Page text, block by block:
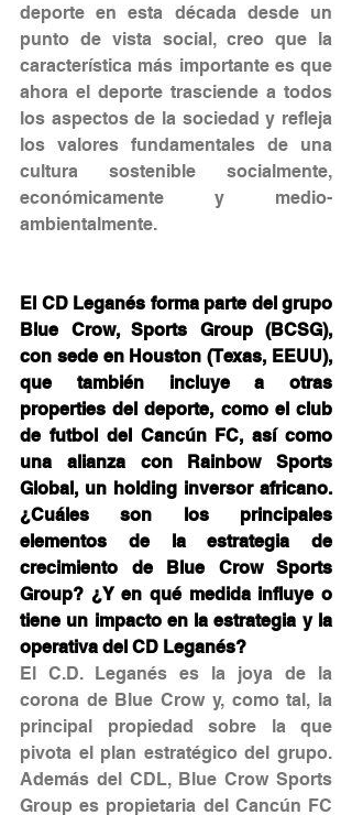
deporte en esta década desde un
punto de vista social, creo que la
característica más importante es que
ahora el deporte trasciende a todos
los aspectos de la sociedad y refleja
los valores fundamentales de una
cultura sostenible socialmente,
económicamente y medio-
ambientalmente.
El CD Leganés forma parte del grupo
Blue Crow, Sports Group (BCSG),
con sede en Houston (Texas, EEUU),
que también incluye a otras
properties del deporte, como el club
de futbol del Cancún FC, así como
una alianza con Rainbow Sports
Global, un holding inversor africano.
¿Cuáles son los principales
elementos de la estrategia de
crecimiento de Blue Crow Sports
Group? ¿Y en qué medida influye o
tiene un impacto en la estrategia y la
operativa del CD Leganés?
El C.D. Leganés es la joya de la
corona de Blue Crow y, como tal, la
principal propiedad sobre la que
pivota el plan estratégico del grupo.
Además del CDL, Blue Crow Sports
Group es propietaria del Cancún FC